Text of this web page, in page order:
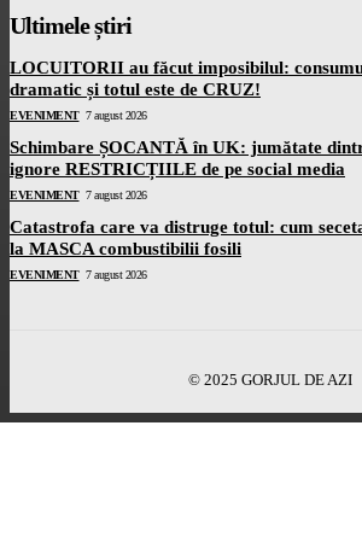
Ultimele știri
LOCUITORII au făcut imposibilul:
dramatic și totul este de CRUZ!
EVENIMENT 7 august 2026
Schimbare ȘOCANTĂ în UK: jumătate
ignore RESTRICȚIILE de pe social media
EVENIMENT 7 august 2026
Catastrofa care va distruge totul: cum
la MASCA combustibilii fosili
EVENIMENT 7 august 2026
© 2025 GORJUL DE AZI